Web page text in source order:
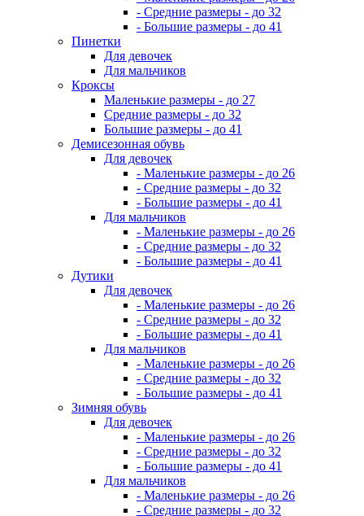
- Средние размеры - до 32
- Большие размеры - до 41
Пинетки
Для девочек
Для мальчиков
Кроксы
Маленькие размеры - до 27
Средние размеры - до 32
Большие размеры - до 41
Демисезонная обувь
Для девочек
- Маленькие размеры - до 26
- Средние размеры - до 32
- Большие размеры - до 41
Для мальчиков
- Маленькие размеры - до 26
- Средние размеры - до 32
- Большие размеры - до 41
Дутики
Для девочек
- Маленькие размеры - до 26
- Средние размеры - до 32
- Большие размеры - до 41
Для мальчиков
- Маленькие размеры - до 26
- Средние размеры - до 32
- Большие размеры - до 41
Зимняя обувь
Для девочек
- Маленькие размеры - до 26
- Средние размеры - до 32
- Большие размеры - до 41
Для мальчиков
- Маленькие размеры - до 26
- Средние размеры - до 32